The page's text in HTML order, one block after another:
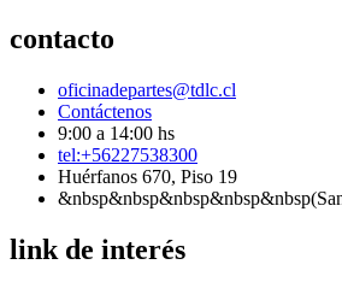
contacto
oficinadepartes@tdlc.cl
Contáctenos
9:00 a 14:00 hs
tel:+56227538300
Huérfanos 670, Piso 19
link de interés